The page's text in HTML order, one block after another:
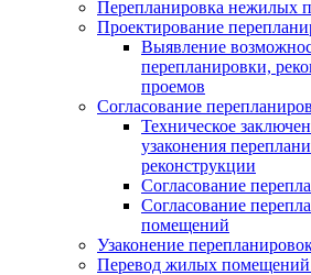
Перепланировка нежилых
Проектирование
Выявление
перепланировки,
проемов
Согласование
Техническое
узаконения
реконструкции
Согласование
Согласование
помещений
Узаконение
Перевод жилых